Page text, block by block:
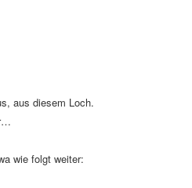
aus diesem Loch.
wie folgt weiter: